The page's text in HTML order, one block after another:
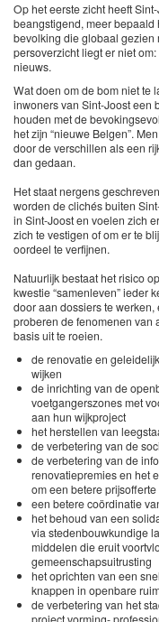
Op het eerste zicht heeft
beangstigend, meer
bevolking die globaal gezien
persoverzicht liegt er niet
nieuws.
Wat doen om de bom niet te
inwoners van Sint-Joost een
houden met de
het zijn “nieuwe Belgen”.
door de verschillen als een
dan gedaan.
Het staat nergens
worden de clichés buiten
in Sint-Joost en voelen zich
zich te vestigen of om er te
oordeel te verfijnen.
Natuurlijk bestaat het risico
kwestie “samenleven” ieder
door aan dossiers te
proberen de fenomenen van
basis uit te roeien.
de renovatie en
wijken
de inrichting van de
voetgangerszones met
aan hun wijkproject
het herstellen van
de verbetering van de
de verbetering van de
renovatiepremies en het
om een betere prijsofferte
een betere coördinatie
het behoud van een
via stedenbouwkundige
middelen die eruit
gemeenschapsuitrusting
het oprichten van een
knappen in openbare
de verbetering van het
project vorming-